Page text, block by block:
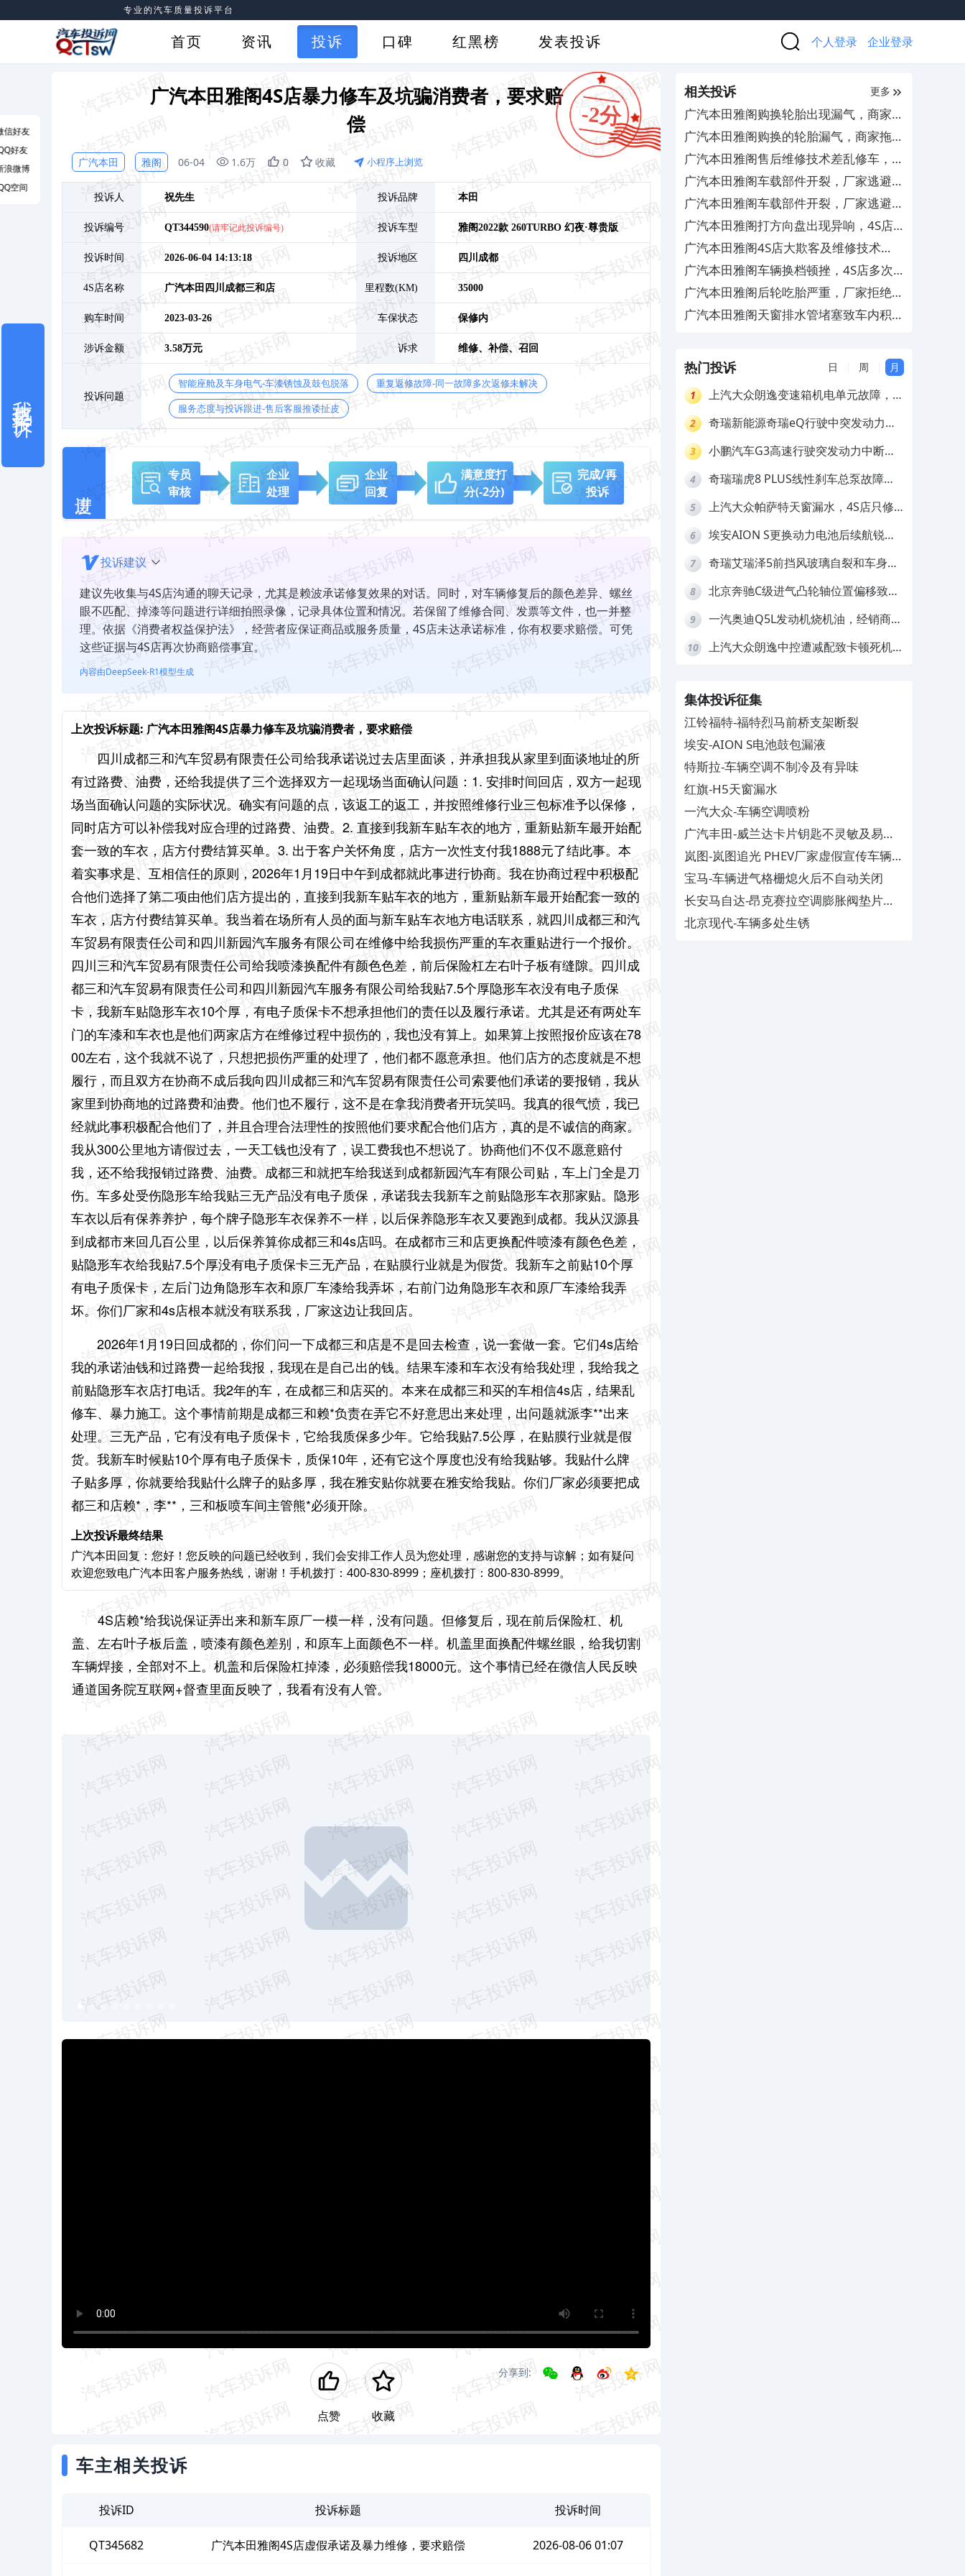
专业的汽车质量投诉平台
首页 资讯 投诉 口碑 红黑榜 发表投诉 个人登录 企业登录
-2分
广汽本田雅阁4S店暴力修车及坑骗消费者，要求赔
偿
广汽本田 雅阁 06-04 1.6万 0 收藏 小程序上浏览
投诉人 祝先生 投诉品牌 本田
投诉编号 QT344590(请牢记此投诉编号) 投诉车型 雅阁2022款 260TURBO 幻夜·尊贵版
投诉时间 2026-06-04 14:13:18 投诉地区 四川 成都
4S店名称 广汽本田四川成都三和店 里程数(KM) 35000
购车时间 2023-03-26 车保状态 保修内
涉诉金额 3.58万元 诉求 维修、补偿、 召回
投诉问题
智能座舱及车身电气-车漆锈蚀及鼓包脱落 重复返修故障-同一故障多次返修未解决
服务态度与投诉跟进-售后客服推诿扯皮
专员
审核
企业
处理
企业
回复
满意度打
分(-2分)
完成/再
投诉
投诉建议
建议先收集与4S店沟通的聊天记录，尤其是赖波承诺修复效果的对话。同时，对车辆修复后的颜色差异、螺丝
眼不匹配、掉漆等问题进行详细拍照录像，记录具体位置和情况。若保留了维修合同、发票等文件，也一并整
理。依据《消费者权益保护法》，经营者应保证商品或服务质量，4S店未达承诺标准，你有权要求赔偿。可凭
这些证据与4S店再次协商赔偿事宜。
内容由DeepSeek-R1模型生成
上次投诉标题: 广汽本田雅阁4S店暴力修车及坑骗消费者，要求赔偿
四川成都三和汽车贸易有限责任公司给我承诺说过去店里面谈，并承担我从家里到面谈地址的所
有过路费、油费，还给我提供了三个选择双方一起现场当面确认问题：1. 安排时间回店，双方一起现
场当面确认问题的实际状况。确实有问题的点，该返工的返工，并按照维修行业三包标准予以保修，
同时店方可以补偿我对应合理的过路费、油费。2. 直接到我新车贴车衣的地方，重新贴新车最开始配
套一致的车衣，店方付费结算买单。3. 出于客户关怀角度，店方一次性支付我1888元了结此事。本
着实事求是、互相信任的原则，2026年1月19日中午到成都就此事进行协商。我在协商过程中积极配
合他们选择了第二项由他们店方提出的，直接到我新车贴车衣的地方，重新贴新车最开始配套一致的
车衣，店方付费结算买单。我当着在场所有人员的面与新车贴车衣地方电话联系，就四川成都三和汽
车贸易有限责任公司和四川新园汽车服务有限公司在维修中给我损伤严重的车衣重贴进行一个报价。
四川三和汽车贸易有限责任公司给我喷漆换配件有颜色色差，前后保险杠左右叶子板有缝隙。四川成
都三和汽车贸易有限责任公司和四川新园汽车服务有限公司给我贴7.5个厚隐形车衣没有电子质保
卡，我新车贴隐形车衣10个厚，有电子质保卡不想承担他们的责任以及履行承诺。尤其是还有两处车
门的车漆和车衣也是他们两家店方在维修过程中损伤的，我也没有算上。如果算上按照报价应该在78
00左右，这个我就不说了，只想把损伤严重的处理了，他们都不愿意承担。他们店方的态度就是不想
履行，而且双方在协商不成后我向四川成都三和汽车贸易有限责任公司索要他们承诺的要报销，我从
家里到协商地的过路费和油费。他们也不履行，这不是在拿我消费者开玩笑吗。我真的很气愤，我已
经就此事积极配合他们了，并且合理合法理性的按照他们要求配合他们店方，真的是不诚信的商家。
我从300公里地方请假过去，一天工钱也没有了，误工费我也不想说了。协商他们不仅不愿意赔付
我，还不给我报销过路费、油费。成都三和就把车给我送到成都新园汽车有限公司贴，车上门全是刀
伤。车多处受伤隐形车给我贴三无产品没有电子质保，承诺我去我新车之前贴隐形车衣那家贴。隐形
车衣以后有保养养护，每个牌子隐形车衣保养不一样，以后保养隐形车衣又要跑到成都。我从汉源县
到成都市来回几百公里，以后保养算你成都三和4s店吗。在成都市三和店更换配件喷漆有颜色色差，
贴隐形车衣给我贴7.5个厚没有电子质保卡三无产品，在贴膜行业就是为假货。我新车之前贴10个厚
有电子质保卡，左后门边角隐形车衣和原厂车漆给我弄坏，右前门边角隐形车衣和原厂车漆给我弄
坏。你们厂家和4s店根本就没有联系我，厂家这边让我回店。
2026年1月19日回成都的，你们问一下成都三和店是不是回去检查，说一套做一套。它们4s店给
我的承诺油钱和过路费一起给我报，我现在是自己出的钱。结果车漆和车衣没有给我处理，我给我之
前贴隐形车衣店打电话。我2年的车，在成都三和店买的。本来在成都三和买的车相信4s店，结果乱
修车、暴力施工。这个事情前期是成都三和赖*负责在弄它不好意思出来处理，出问题就派李**出来
处理。三无产品，它有没有电子质保卡，它给我质保多少年。它给我贴7.5公厚，在贴膜行业就是假
货。我新车时候贴10个厚有电子质保卡，质保10年，还有它这个厚度也没有给我贴够。我贴什么牌
子贴多厚，你就要给我贴什么牌子的贴多厚，我在雅安贴你就要在雅安给我贴。你们厂家必须要把成
都三和店赖*，李**，三和板喷车间主管熊*必须开除。
上次投诉最终结果
广汽本田回复：您好！您反映的问题已经收到，我们会安排工作人员为您处理，感谢您的支持与谅解；如有疑问
欢迎您致电广汽本田客户服务热线，谢谢！手机拨打：400-830-8999；座机拨打：800-830-8999。
4S店赖*给我说保证弄出来和新车原厂一模一样，没有问题。但修复后，现在前后保险杠、机
盖、左右叶子板后盖，喷漆有颜色差别，和原车上面颜色不一样。机盖里面换配件螺丝眼，给我切割
车辆焊接，全部对不上。机盖和后保险杠掉漆，必须赔偿我18000元。这个事情已经在微信人民反映
通道国务院互联网+督查里面反映了，我看有没有人管。
点赞 收藏
分享到:
车主相关投诉
投诉ID 投诉标题 投诉时间
QT345682 广汽本田雅阁4S店虚假承诺及暴力维修，要求赔偿 2026-08-06 01:07
相关投诉 更多
广汽本田雅阁购换轮胎出现漏气，商家推
诿检测责任且拒绝退换货
广汽本田雅阁购换的轮胎漏气，商家拖延
检测拒担责
广汽本田雅阁售后维修技术差乱修车，厂
家需严惩处罚相关人员
广汽本田雅阁车载部件开裂，厂家逃避责
任拒绝保修
广汽本田雅阁车载部件开裂，厂家逃避责
任拒绝保修
广汽本田雅阁打方向盘出现异响，4S店
屡次维修未彻底解决
广汽本田雅阁4S店大欺客及维修技术
差，要求修复车辆并赔偿损失
广汽本田雅阁车辆换档顿挫，4S店多次
维修未解决
广汽本田雅阁后轮吃胎严重，厂家拒绝索
赔更换
广汽本田雅阁天窗排水管堵塞致车内积水
热门投诉 日 周 月
1
上汽大众朗逸变速箱机电单元故障，厂
2
奇瑞新能源奇瑞eQ行驶中突发动力受
拒绝三电质保
3
小鹏汽车G3高速行驶突发动力中断，
4
奇瑞瑞虎8 PLUS线性刹车总泵故障，
5
上汽大众帕萨特天窗漏水，4S店只修
6
埃安AION S更换动力电池后续航锐
7
奇瑞艾瑞泽5前挡风玻璃自裂和车身多
8
北京奔驰C级进气凸轮轴位置偏移致发
9
一汽奥迪Q5L发动机烧机油，经销商推
10
上汽大众朗逸中控遭减配致卡顿死机，
集体投诉征集
江铃福特-福特烈马前桥支架断裂
埃安-AION S电池鼓包漏液
特斯拉-车辆空调不制冷及有异味
红旗-H5天窗漏水
一汽大众-车辆空调喷粉
广汽丰田-威兰达卡片钥匙不灵敏及易消
磁
岚图-岚图追光 PHEV厂家虚假宣传车辆配
置与功能
宝马-车辆进气格栅熄火后不自动关闭
长安马自达-昂克赛拉空调膨胀阀垫片生
锈
北京现代-车辆多处生锈
信好友
好友
浪微博
空间